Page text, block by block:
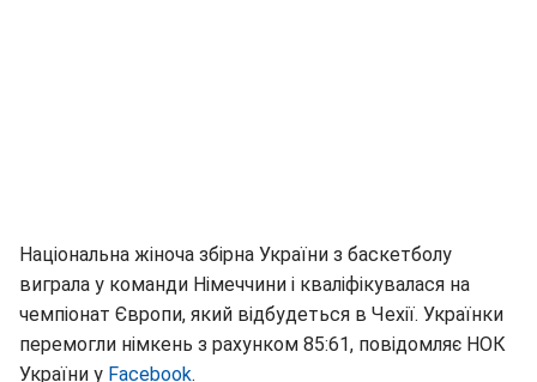
Національна жіноча збірна України з баскетболу
виграла у команди Німеччини і кваліфікувалася на
чемпіонат Європи, який відбудеться в Чехії. Українки
перемогли німкень з рахунком 85:61, повідомляє НОК
України у Facebook.